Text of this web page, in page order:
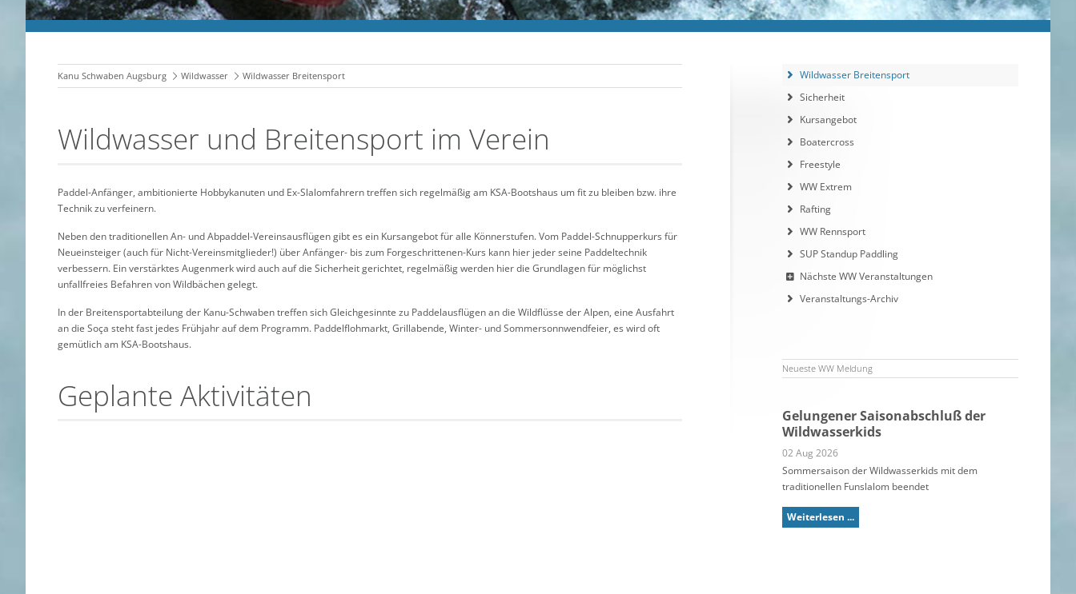
Kanu Schwaben Augsburg Wildwasser Wildwasser Breitensport
Wildwasser und Breitensport im Verein
Paddel-Anfänger, ambitionierte Hobbykanuten und Ex-Slalomfahrern treffen sich regelmäßig am KSA-Bootshaus um fit zu bleiben bzw. ihre
Technik zu verfeinern.
Neben den traditionellen An- und Abpaddel-Vereinsausflügen gibt es ein Kursangebot für alle Könnerstufen. Vom Paddel-Schnupperkurs für
Neueinsteiger (auch für Nicht-Vereinsmitglieder!) über Anfänger- bis zum Forgeschrittenen-Kurs kann hier jeder seine Paddeltechnik
verbessern. Ein verstärktes Augenmerk wird auch auf die Sicherheit gerichtet, regelmäßig werden hier die Grundlagen für möglichst
unfallfreies Befahren von Wildbächen gelegt.
In der Breitensportabteilung der Kanu-Schwaben treffen sich Gleichgesinnte zu Paddelausflügen an die Wildflüsse der Alpen, eine Ausfahrt
an die Soça steht fast jedes Frühjahr auf dem Programm. Paddelflohmarkt, Grillabende, Winter- und Sommersonnwendfeier, es wird oft
gemütlich am KSA-Bootshaus.
Geplante Aktivitäten
Wildwasser Breitensport
Sicherheit
Kursangebot
Boatercross
Freestyle
WW Extrem
Rafting
WW Rennsport
SUP Standup Paddling
Nächste WW Veranstaltungen
Veranstaltungs-Archiv
Neueste WW Meldung
Gelungener Saisonabschluß der
Wildwasserkids
02 Aug 2026
Sommersaison der Wildwasserkids mit dem
traditionellen Funslalom beendet
Weiterlesen ...